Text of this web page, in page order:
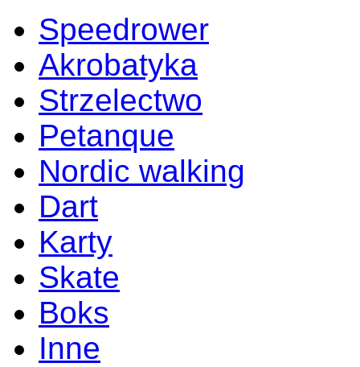
Speedrower
Akrobatyka
Strzelectwo
Petanque
Nordic walking
Dart
Karty
Skate
Boks
Inne